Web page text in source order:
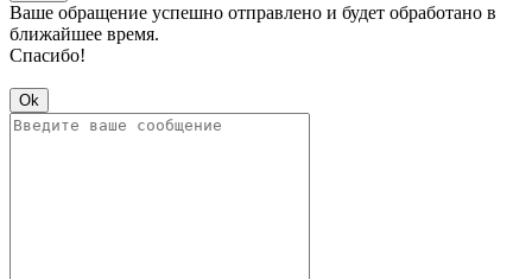
Ваше обращение успешно отправлено и будет обработано в
ближайшее время.
Спасибо!
Ok